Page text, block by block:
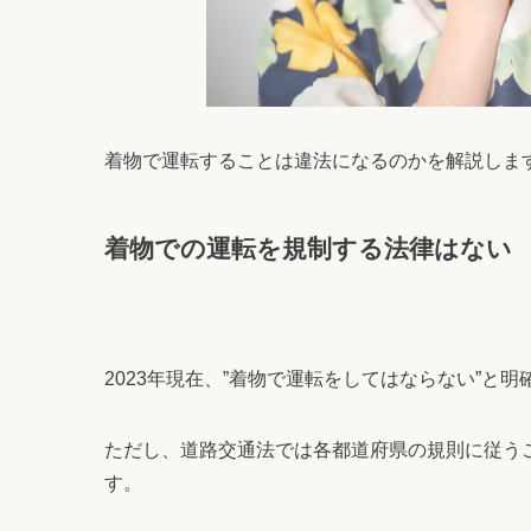
着物で運転することは違法になるのかを解説しま
着物での運転を規制する法律はない
2023年現在、”着物で運転をしてはならない”と
ただし、道路交通法では各都道府県の規則に従
す。